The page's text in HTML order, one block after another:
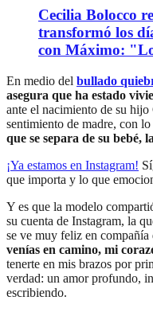
Cecilia Bolocco
transformó los
con Máximo:
En medio del bullado
asegura que ha estado
ante el nacimiento de su
sentimiento de madre, con
que se separa de su bebé,
¡Ya estamos en Instagram!
que importa y lo que
Y es que la modelo
su cuenta de Instagram, la
se ve muy feliz en compañía
venías en camino, mi
tenerte en mis brazos por
verdad: un amor profundo,
escribiendo.